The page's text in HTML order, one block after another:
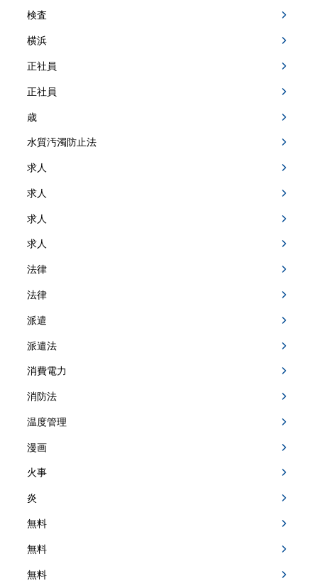
検査
横浜
正社員
正社員
歳
水質汚濁防止法
求人
求人
求人
求人
法律
法律
派遣
派遣法
消費電力
消防法
温度管理
漫画
火事
炎
無料
無料
無料